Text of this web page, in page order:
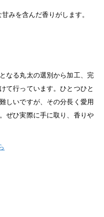
みを含んだ香りがします。
なる丸太の選別から加工、完
て行っています。ひとつひと
しいですが、その分長く愛用
ぜひ実際に手に取り、香りや